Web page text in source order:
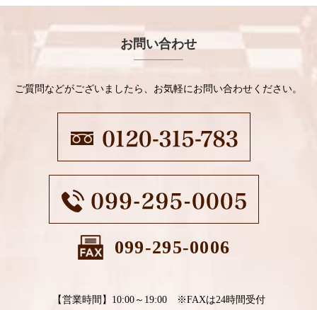
お問い合わせ
ご質問などがございましたら、お気軽にお問い合わせください。
099-295-0006
【営業時間】10:00～19:00 ※FAXは24時間受付